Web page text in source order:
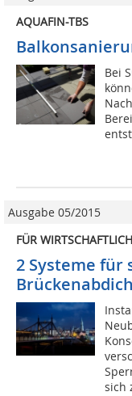
AQUAFIN-TBS
Bei
Ausgabe 05/2015
FÜR
2 Systeme für
sich